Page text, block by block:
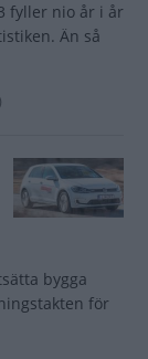
fyller nio år i år
Än så
bygga
för